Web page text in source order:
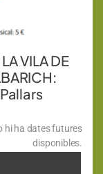
VILA DE
hi ha dates futures
disponibles.